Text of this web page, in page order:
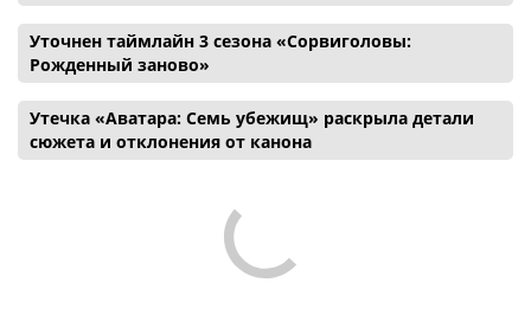
Уточнен таймлайн 3 сезона «Сорвиголовы:
Рожденный заново»
Утечка «Аватара: Семь убежищ» раскрыла детали
сюжета и отклонения от канона